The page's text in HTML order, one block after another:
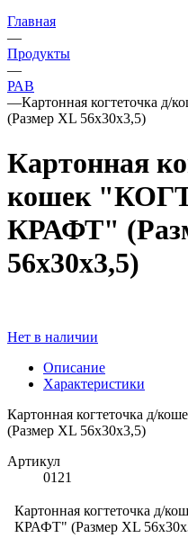
Главная
—
Продукты
—
РАВ
—Картонная когтеточка
(Размер XL 56х30х3,5)
Картонная
кошек
КРАФТ"
56х30х3,5)
Нет в наличии
Описание
Характеристики
Картонная когтеточка д/
(Размер XL 56х30х3,5)
Артикул
0121
Картонная когтеточка д/
КРАФТ" (Размер XL